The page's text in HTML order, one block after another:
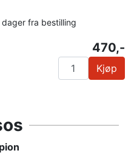
fra bestilling
470,-
Kjøp